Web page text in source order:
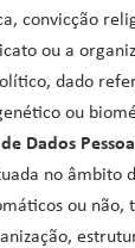
convicção
ou a
dado
ou
Dados
no âmbito
ou não,